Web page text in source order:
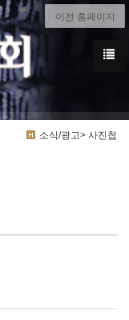
이전 홈페이지
소식/광고> 사진첩